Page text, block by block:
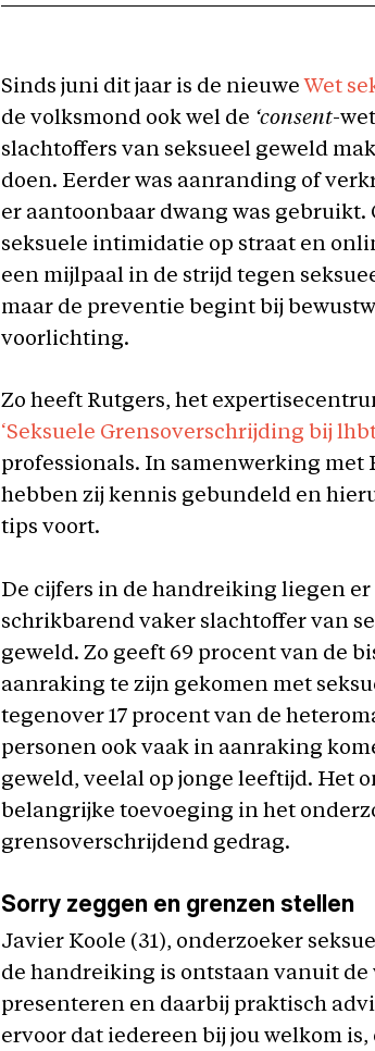
Sinds juni dit jaar is de nieuwe Wet
de volksmond ook wel de ‘consent-
slachtoffers van seksueel geweld
doen. Eerder was aanranding of
er aantoonbaar dwang was
seksuele intimidatie op straat en
een mijlpaal in de strijd tegen
maar de preventie begint bij
voorlichting.
Zo heeft Rutgers, het
‘Seksuele Grensoverschrijding bij
professionals. In samenwerking met
hebben zij kennis gebundeld en
tips voort.
De cijfers in de handreiking liegen
schrikbarend vaker slachtoffer van
geweld. Zo geeft 69 procent van de
aanraking te zijn gekomen met
tegenover 17 procent van de
personen ook vaak in aanraking
geweld, veelal op jonge leeftijd. Het
belangrijke toevoeging in het
grensoverschrijdend gedrag.
Sorry zeggen en grenzen stellen
Javier Koole (31), onderzoeker
de handreiking is ontstaan vanuit de
presenteren en daarbij praktisch
ervoor dat iedereen bij jou welkom